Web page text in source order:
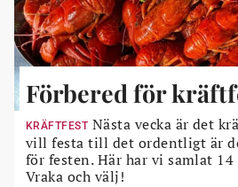
Förbered för
KRÄFTFEST Nästa vecka är det
vill festa till det ordentligt är
för festen. Här har vi samlat
Vraka och välj!